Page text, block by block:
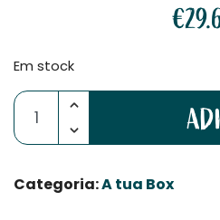
€
Em stock
Quantidade de Pack
Categoria:A tua Box